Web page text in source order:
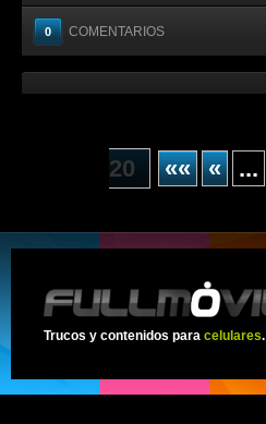
0 COMENTARIOS
20
«« « ...
Trucos y contenidos para celulares.